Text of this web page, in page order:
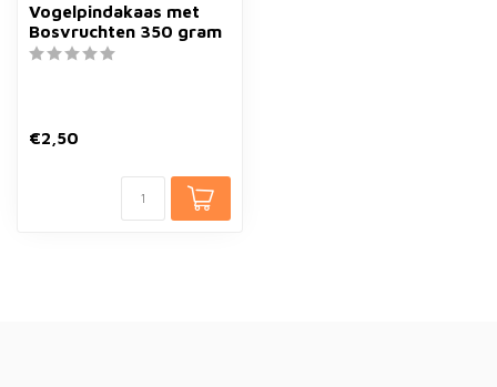
Vogelpindakaas met
Bosvruchten 350 gram
€2,50